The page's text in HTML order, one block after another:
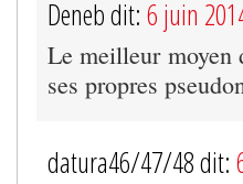
Deneb dit: 6 juin
Le meilleur moyen
ses propres
datura46/47/48 dit: